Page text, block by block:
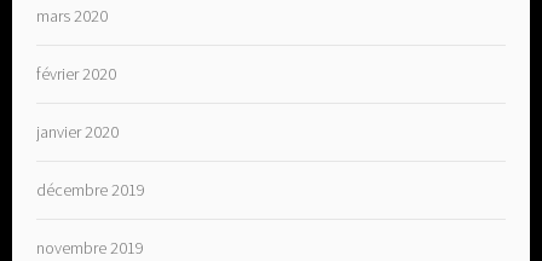
mars 2020
février 2020
janvier 2020
décembre 2019
novembre 2019